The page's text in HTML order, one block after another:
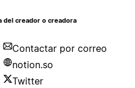
del creador o creadora
Contactar por correo
notion.so
Twitter